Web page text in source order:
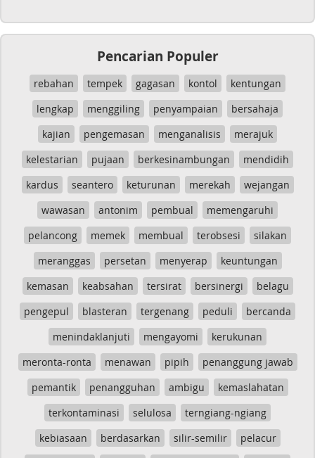
Pencarian Populer
rebahan tempek gagasan kontol
kentungan
lengkap
menggiling penyampaian
bersahaja
kajian
pengemasan menganalisis
merajuk
kelestarian
pujaan berkesinambungan
mendidih
kardus
seantero keturunan merekah
wejangan
wawasan
antonim pembual
memengaruhi
pelancong
memek membual terobsesi
silakan
meranggas
persetan menyerap
keuntungan
kemasan
keabsahan tersirat bersinergi
belagu
pengepul
blasteran tergenang peduli
bercanda
menindaklanjuti
mengayomi
kerukunan
meronta-ronta
menawan pipih
penanggung jawab
pemantik
penangguhan ambigu
kemaslahatan
terkontaminasi
selulosa
terngiang-ngiang
kebiasaan
berdasarkan silir-semilir
pelacur